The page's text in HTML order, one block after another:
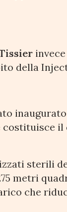
della
inaugurato
il
sterili
metri
che